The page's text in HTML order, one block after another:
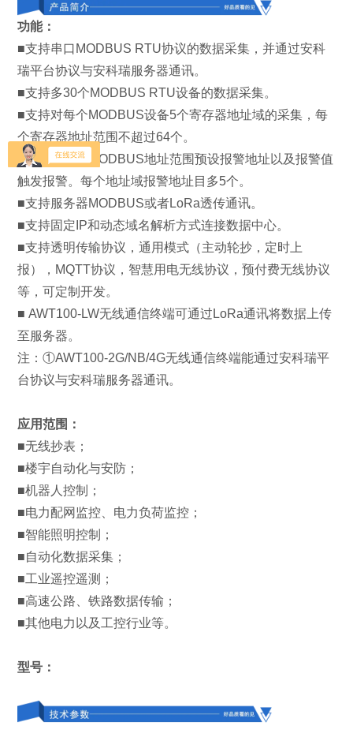
功能：
■支持串口MODBUS RTU协议的数据采集，并通过安科
瑞平台协议与安科瑞服务器通讯。
■支持多30个MODBUS RTU设备的数据采集。
■支持对每个MODBUS设备5个寄存器地址域的采集，每
个寄存器地址范围不超过64个。
■支持对每个MODBUS地址范围预设报警地址以及报警值
触发报警。每个地址域报警地址目多5个。
■支持服务器MODBUS或者LoRa透传通讯。
■支持固定IP和动态域名解析方式连接数据中心。
■支持透明传输协议，通用模式（主动轮抄，定时上
报），MQTT协议，智慧用电无线协议，预付费无线协议
等，可定制开发。
■ AWT100-LW无线通信终端可通过LoRa通讯将数据上传
至服务器。
注：①AWT100-2G/NB/4G无线通信终端能通过安科瑞平
台协议与安科瑞服务器通讯。
应用范围：
■无线抄表；
■楼宇自动化与安防；
■机器人控制；
■电力配网监控、电力负荷监控；
■智能照明控制；
■自动化数据采集；
■工业遥控遥测；
■高速公路、铁路数据传输；
■其他电力以及工控行业等。
型号：